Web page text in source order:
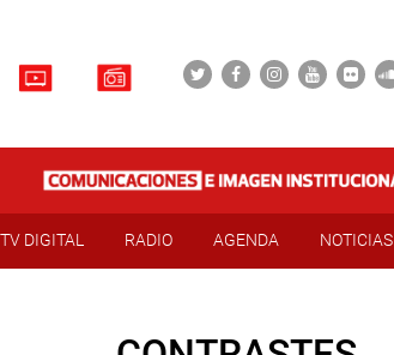
TV DIGITAL RADIO AGENDA NOTICIAS